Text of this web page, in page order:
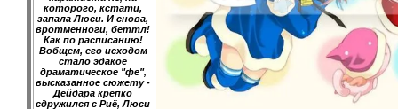
которого, кстати,
запала Люси. И снова,
вротменноги, беттл!
Как по расписанию!
Вобщем, его исходом
стало эдакое
драматическое "фе",
высказанное сюжету -
Дейдара крепко
сдружился с Риё, Люси